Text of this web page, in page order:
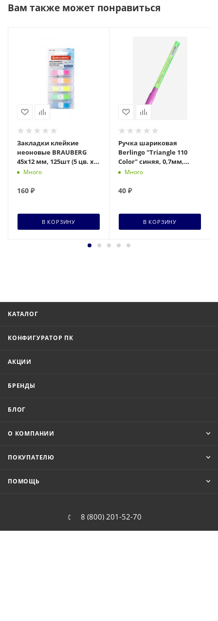
Вам также может понравиться
Закладки клейкие
неоновые BRAUBERG
45х12 мм, 125шт (5 цв. х
25 л.), в пласт. в
Много
160 ₽
В КОРЗИНУ
Ручка шариковая
Berlingo "Triangle 110
Color" синяя, 0,7мм,
грип, корпус ассорти
Много
40 ₽
В КОРЗИНУ
КАТАЛОГ
КОНФИГУРАТОР ПК
АКЦИИ
БРЕНДЫ
БЛОГ
О КОМПАНИИ
ПОКУПАТЕЛЮ
ПОМОЩЬ
8 (800) 201-52-70
order@cit.ru